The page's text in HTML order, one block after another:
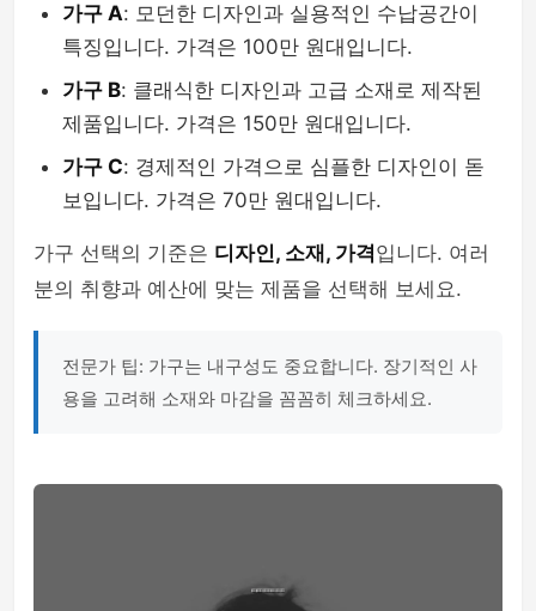
가구 A: 모던한 디자인과 실용적인 수납공간이
특징입니다. 가격은 100만 원대입니다.
가구 B: 클래식한 디자인과 고급 소재로 제작된
제품입니다. 가격은 150만 원대입니다.
가구 C: 경제적인 가격으로 심플한 디자인이 돋
보입니다. 가격은 70만 원대입니다.
가구 선택의 기준은 디자인, 소재, 가격입니다. 여러
분의 취향과 예산에 맞는 제품을 선택해 보세요.
전문가 팁: 가구는 내구성도 중요합니다. 장기적인 사
용을 고려해 소재와 마감을 꼼꼼히 체크하세요.